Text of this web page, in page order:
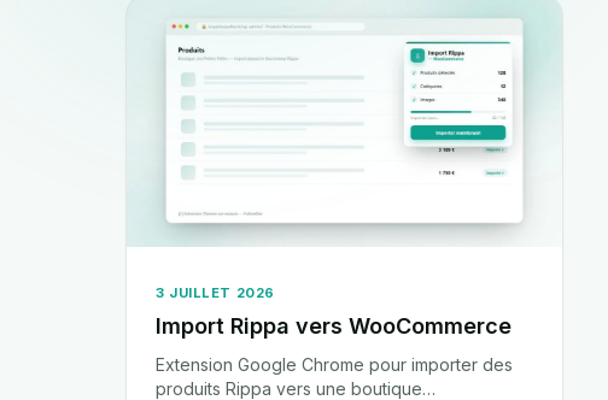
3 JUILLET 2026
Import Rippa vers WooCommerce
Extension Google Chrome pour importer des
produits Rippa vers une boutique